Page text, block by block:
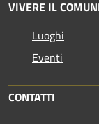
VIVERE IL
Luoghi
Eventi
CONTATTI